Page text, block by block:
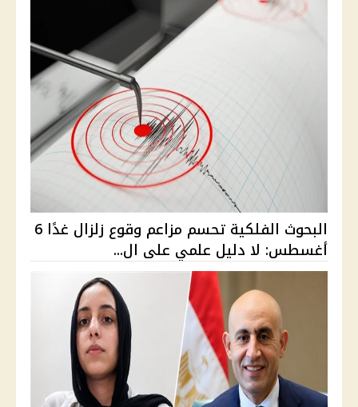
البحوث الفلكية تحسم مزاعم وقوع زلزال غدًا 6
أغسطس: لا دليل علمي على ال...